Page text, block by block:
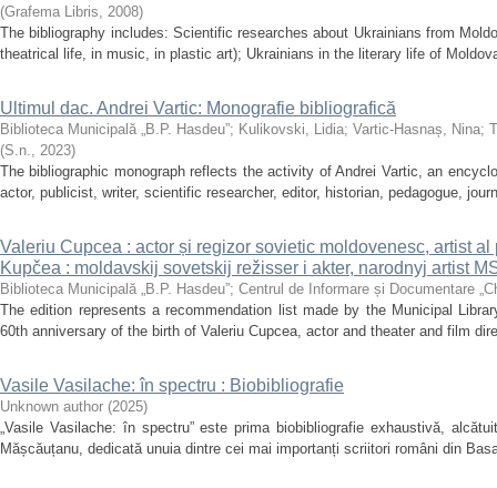
(Grafema Libris, 2008)
The bibliography includes: Scientific researches about Ukrainians from
theatrical life, in music, in plastic art); Ukrainians in the literary life of
Ultimul dac. Andrei Vartic: Monografie bibliografică
Biblioteca Municipală „B.P. Hasdeu”; Kulikovski, Lidia; Vartic-Hasnaș, Nina;
(S.n., 2023)
The bibliographic monograph reflects the activity of Andrei Vartic, an
actor, publicist, writer, scientific researcher, editor, historian, pedagogue,
Valeriu Cupcea : actor și regizor sovietic moldovenesc, artist
Kupčea : moldavskij sovetskij režisser i akter, narodnyj artist
Biblioteca Municipală „B.P. Hasdeu”; Centrul de Informare și Documentare
The edition represents a recommendation list made by the Municipal
60th anniversary of the birth of Valeriu Cupcea, actor and theater and film
Vasile Vasilache: în spectru : Biobibliografie
Unknown author (2025)
„Vasile Vasilache: în spectru” este prima biobibliografie exhaustivă,
Mășcăuțanu, dedicată unuia dintre cei mai importanți scriitori români din